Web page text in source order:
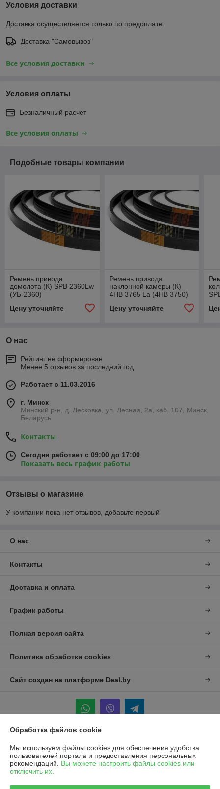
Условия доставки
Доставка осуществляется только по предоплате.
Доставка "Самовывоз"
Все условия доставки
Условия оплаты
Безналичный расчет
Все условия оплаты
Подобные товары компании
Ремень привода
домолота (К) SPB 2360Lw
(УБ-2360)
Цену уточняйте
Ремень привода
наклонной камеры (К)
4НВ 3765 La (4НВ 3750)
Цену уточняйте
О нас
Рейтинг не сформирован
Менее 5 отзывов за последний год
Работает с 11.03.2016
г. Минск
Минский р-н, д. Лесковка, ул. Лесная, 2а, каб. 107, Минск,
Беларусь
Контакты
Сегодня работает с 09:00 до 17:00
Показать весь график работы
Отзывы о магазине
У компании пока нет отзывов, добавьте первый
О нас
Контакты
Доставка и оплата
График работы
Полная версия сайта
Политика обработки cookies
Сайт создан на платформе Deal.by
Информация для покупателя
Юридическое лицо:УП "Агро-Дон-Снаб"
220086 г. Минск, ул. Славинского 8А, к.5
Регистрационный номер ЕГР: 190437992
Обработка файлов cookie
Мы используем файлы cookies для обеспечения удобства
пользователей портала и предоставления персональных
рекомендаций. Вы можете настроить файлы cookies или
отключить их.